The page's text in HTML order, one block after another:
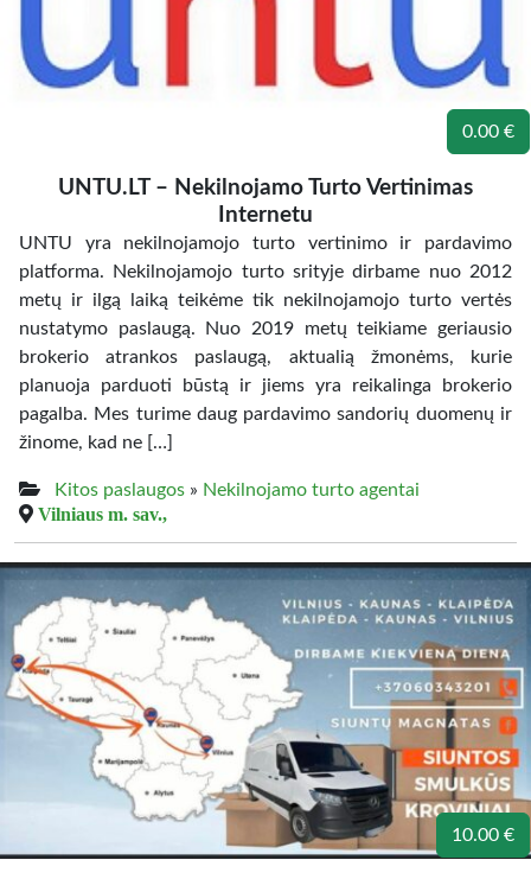
0.00 €
UNTU.LT – Nekilnojamo Turto Vertinimas
Internetu
UNTU yra nekilnojamojo turto vertinimo ir pardavimo
platforma. Nekilnojamojo turto srityje dirbame nuo 2012
metų ir ilgą laiką teikėme tik nekilnojamojo turto vertės
nustatymo paslaugą. Nuo 2019 metų teikiame geriausio
brokerio atrankos paslaugą, aktualią žmonėms, kurie
planuoja parduoti būstą ir jiems yra reikalinga brokerio
pagalba. Mes turime daug pardavimo sandorių duomenų ir
žinome, kad ne […]
Kitos paslaugos » Nekilnojamo turto agentai
Vilniaus m. sav.,
10.00 €